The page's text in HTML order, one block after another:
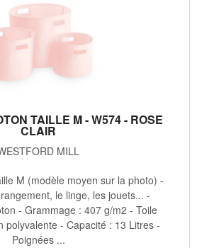
TAILLE M - W574 - ROSE
CLAIR
MILL
M (modèle moyen sur la photo) -
le linge, les jouets... -
- Grammage : 407 g/m2 - Toile
polyvalente - Capacité : 13 Litres -
Poignées ...